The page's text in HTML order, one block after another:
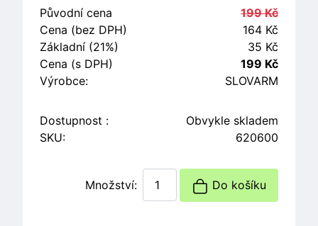
Původní cena
199 Kč
Cena (bez DPH)
164 Kč
Základní (21%)
35 Kč
Cena (s DPH)
199 Kč
Výrobce:
SLOVARM
Dostupnost :
Obvykle skladem
SKU:
620600
Množství: Do košíku